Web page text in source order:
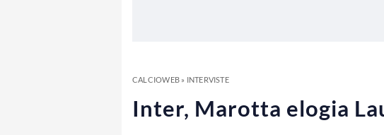
CALCIOWEB» INTERVISTE
Inter, Marotta elogia